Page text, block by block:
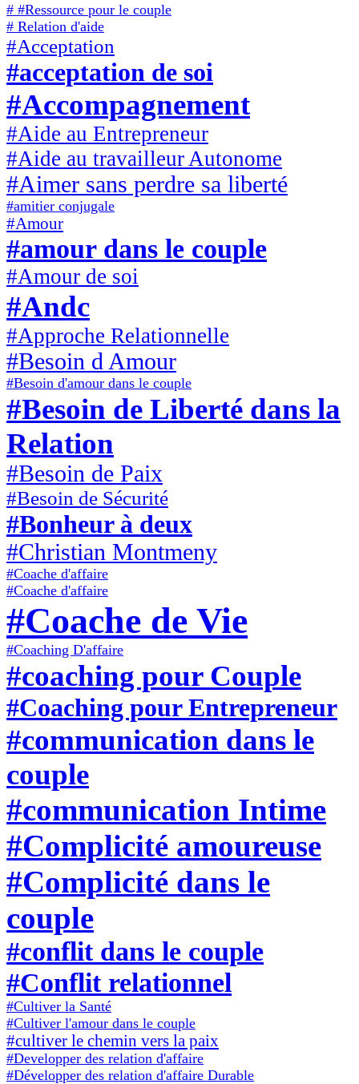
# #Ressource pour le couple
# Relation d'aide
#Acceptation
#acceptation de soi
#Accompagnement
#Aide au Entrepreneur
#Aide au travailleur Autonome
#Aimer sans perdre sa liberté
#amitier conjugale
#Amour
#amour dans le couple
#Amour de soi
#Andc
#Approche Relationnelle
#Besoin d Amour
#Besoin d'amour dans le couple
#Besoin de Liberté dans la
Relation
#Besoin de Paix
#Besoin de Sécurité
#Bonheur à deux
#Christian Montmeny
#Coache d'affaire
#Coache d'affaire
#Coache de Vie
#Coaching D'affaire
#coaching pour Couple
#Coaching pour Entrepreneur
#communication dans le
couple
#communication Intime
#Complicité amoureuse
#Complicité dans le
couple
#conflit dans le couple
#Conflit relationnel
#Cultiver la Santé
#Cultiver l'amour dans le couple
#cultiver le chemin vers la paix
#Developper des relation d'affaire
#Développer des relation d'affaire Durable